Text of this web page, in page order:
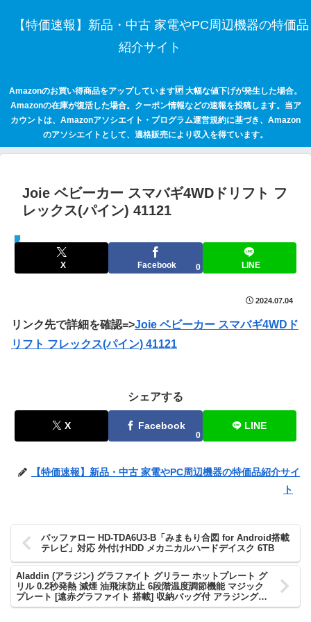
【特価速報】新品・中古 家電やPC周辺機器の特価品
紹介サイト
Amazonのお買い得商品をアップしています🆙 大幅な値下げが発生した場合。
Amazonの在庫が復活した場合。クーポン情報などの速報を投稿します。当ア
カウントは、Amazonアソシエイト・プログラム運営規約に基づき、Amazon
のアソシエイトとして、適格販売により収入を得ています。
Joie ベビーカー スマバギ4WDドリフト フ
レックス(パイン) 41121
セールハンター 激安情報まとめサイト
X Facebook 0 LINE
2024.07.04
リンク先で詳細を確認=>Joie ベビーカー スマバギ4WDド
リフト フレックス(パイン) 41121
シェアする
X Facebook
0
LINE
【特価速報】新品・中古 家電やPC周辺機器の特価品紹介サイ
ト
バッファロー HD-TDA6U3-B「みまもり合図 for Android搭載
テレビ」対応 外付けHDD メカニカルハードデイスク 6TB
Aladdin (アラジン) グラファイト グリラー ホットプレート グ
リル 0.2秒発熱 減煙 油飛沫防止 6段階温度調節機能 マジック
プレート [遠赤グラファイト 搭載] 収納バッグ付 アラジングリ
ーン CAG-G13B(G)